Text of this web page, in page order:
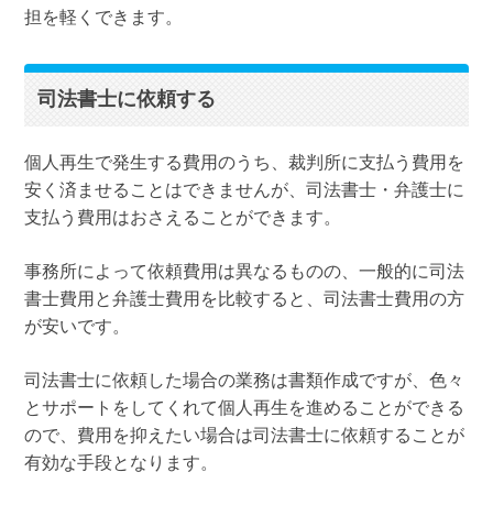
担を軽くできます。
司法書士に依頼する
個人再生で発生する費用のうち、裁判所に支払う費用を
安く済ませることはできませんが、司法書士・弁護士に
支払う費用はおさえることができます。
事務所によって依頼費用は異なるものの、一般的に司法
書士費用と弁護士費用を比較すると、司法書士費用の方
が安いです。
司法書士に依頼した場合の業務は書類作成ですが、色々
とサポートをしてくれて個人再生を進めることができる
ので、費用を抑えたい場合は司法書士に依頼することが
有効な手段となります。